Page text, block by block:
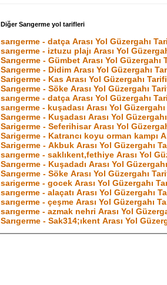
Diğer Sarıgerme yol tarifleri
sarıgerme - datça Arası Yol Güzergahı
sarıgerme - iztuzu plajı Arası Yol
Sarıgerme - Gümbet Arası Yol Güzergahı
Sarıgerme - Didim Arası Yol Güzergahı
Sarigerme - Kas Arası Yol Güzergahı Tarifi
Sarıgerme - Söke Arası Yol Güzergahı
sarıgerme - datça Arası Yol Güzergahı
sarıgerme - kuşadası Arası Yol
Sarıgerme - Kuşadası Arası Yol
Sarigerme - Seferihisar Arası Yol
Sarigerme - Katrancı koyu orman kampı
Sarigerme - Akbuk Arası Yol Güzergahı
sarıgerme - saklıkent,fethiye Arası Yol
Sarıgerme - Kuşadadı Arası Yol
Sarıgerme - Söke Arası Yol Güzergahı
sarigerme - gocek Arası Yol Güzergahı
sarıgerme - alaçatı Arası Yol Güzergahı
sarıgerme - çeşme Arası Yol Güzergahı
sarıgerme - azmak nehri Arası Yol
Sarıgerme - Sak314;ıkent Arası Yol